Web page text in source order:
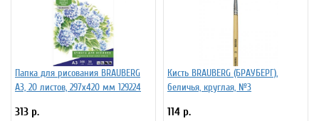
Папка для рисования BRAUBERG
А3, 20 листов, 297х420 мм 129224
313 р.
Кисть BRAUBERG (БРАУБЕРГ),
беличья, круглая, №3
114 р.